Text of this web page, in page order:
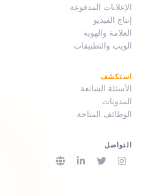
الإعلانات المدفوعة
إنتاج الفيديو
العلامة والهوية
الويب والتطبيقات
استكشف
الأسئلة الشائعة
المدونات
الوظائف المتاحة
التواصل